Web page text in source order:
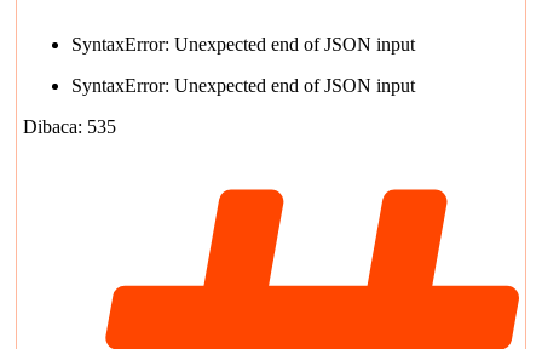
SyntaxError: Unexpected end of JSON input
SyntaxError: Unexpected end of JSON input
Dibaca: 535